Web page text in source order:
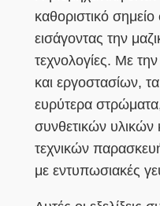
καθοριστικό
εισάγοντας την
τεχνολογίες. Με
και εργοστασίων,
ευρύτερα
συνθετικών υλικών
τεχνικών
με εντυπωσιακές